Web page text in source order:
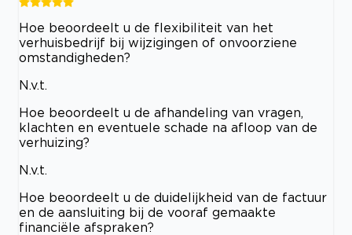
Hoe beoordeelt u de flexibiliteit van het
verhuisbedrijf bij wijzigingen of onvoorziene
omstandigheden?
N.v.t.
Hoe beoordeelt u de afhandeling van vragen,
klachten en eventuele schade na afloop van de
verhuizing?
N.v.t.
Hoe beoordeelt u de duidelijkheid van de factuur
en de aansluiting bij de vooraf gemaakte
financiële afspraken?